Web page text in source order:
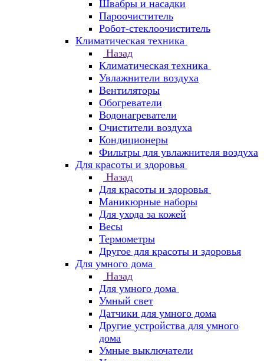
Швабры и насадки
Пароочиститель
Робот-стеклоочиститель
Климатическая техника
Назад
Климатическая техника
Увлажнители воздуха
Вентиляторы
Обогреватели
Водонагреватели
Очистители воздуха
Кондиционеры
Фильтры для увлажнителя воздуха
Для красоты и здоровья
Назад
Для красоты и здоровья
Маникюрные наборы
Для ухода за кожей
Весы
Термометры
Другое для красоты и здоровья
Для умного дома
Назад
Для умного дома
Умный свет
Датчики для умного дома
Другие устройства для умного
дома
Умные выключатели